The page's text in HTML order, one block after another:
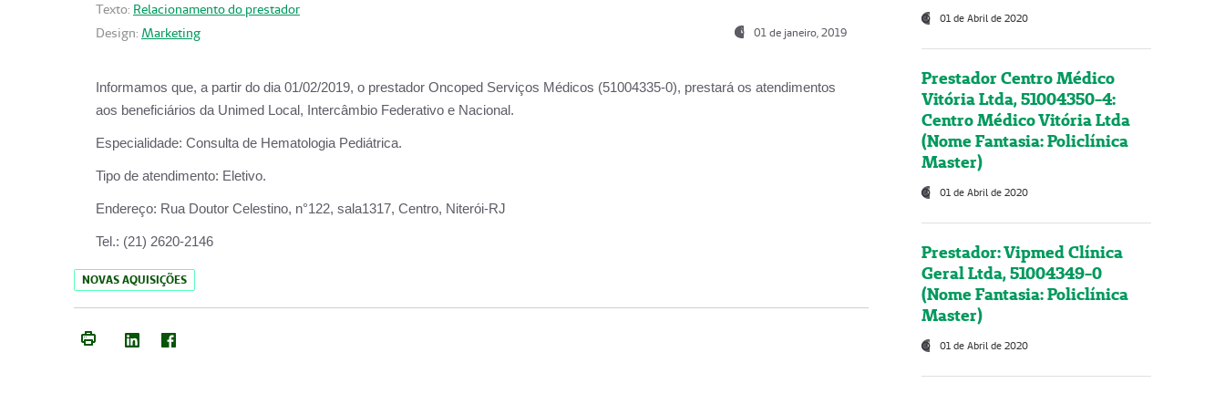
Texto: Relacionamento do prestador
Design: Marketing 01 de janeiro, 2019
Informamos que, a partir do dia 01/02/2019, o prestador Oncoped Serviços Médicos (51004335-0), prestará os atendimentos
aos beneficiários da Unimed Local, Intercâmbio Federativo e Nacional.
Especialidade: Consulta de Hematologia Pediátrica.
Tipo de atendimento: Eletivo.
Endereço: Rua Doutor Celestino, n°122, sala1317, Centro, Niterói-RJ
Tel.: (21) 2620-2146
NOVAS AQUISIÇÕES
01 de Abril de 2020
Prestador Centro Médico
Vitória Ltda, 51004350-4:
Centro Médico Vitória Ltda
(Nome Fantasia: Policlínica
Master)
01 de Abril de 2020
Prestador: Vipmed Clínica
Geral Ltda, 51004349-0
(Nome Fantasia: Policlínica
Master)
01 de Abril de 2020